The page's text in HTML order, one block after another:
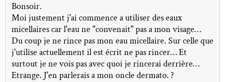
Bonsoir.
Moi justement j'ai commence a utiliser des eaux
micellaires car l'eau ne "convenait" pas a mon visage…
Du coup je ne rince pas mon eau micellaire. Sur celle que
j'utilise actuellement il est écrit ne pas rincer… Et
surtout je ne vois pas avec quoi je rincerai derrière…
Etrange. J'en parlerais a mon oncle dermato. ?